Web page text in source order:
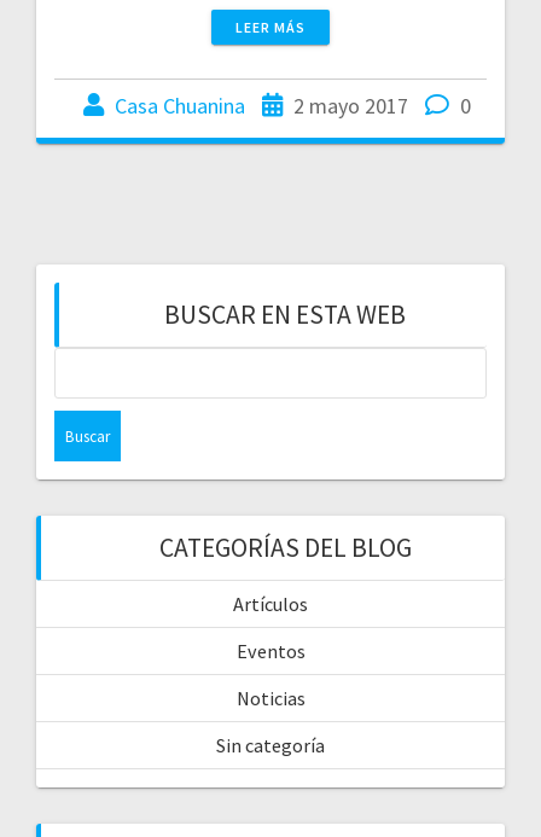
LEER MÁS
Casa Chuanina 2 mayo 2017 0
BUSCAR EN ESTA WEB
CATEGORÍAS DEL BLOG
Artículos
Eventos
Noticias
Sin categoría